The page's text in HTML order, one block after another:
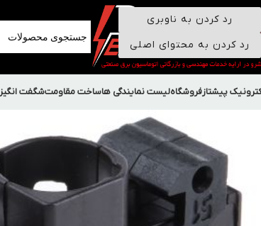
رد کردن به ناوبری
رد کردن به محتوای اصلی
پیشتازفروشگاهلیست نمایندگی هاساخت مقاومتشگفت انگیز